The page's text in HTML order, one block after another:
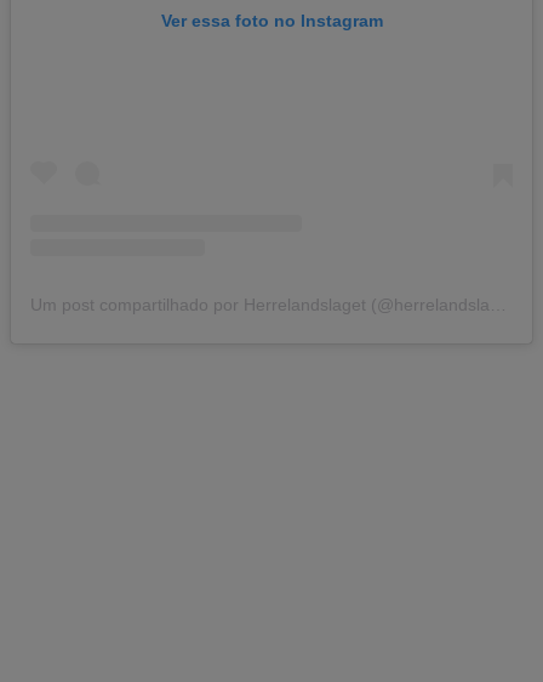
Ver essa foto no Instagram
Um post compartilhado por Herrelandslaget (@herrelandslaget)